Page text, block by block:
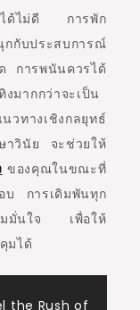
จได้ไม่ดี การพัก
กกับประสบการณ์
การพนันควรได้
มากกว่าจะเป็น
ทางเชิงกลยุทธ์
าวินัย จะช่วยให้
ของคุณในขณะที่
บ การเดิมพันทุก
ามมั่นใจ เพื่อให้
มได้
the Rush of